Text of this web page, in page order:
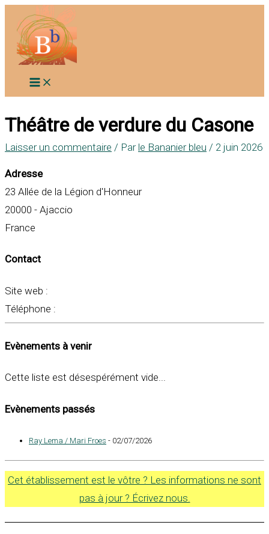
contenu
Théâtre de verdure du Casone
Laisser un commentaire / Par le Bananier bleu / 2 juin 2026
Adresse
23 Allée de la Légion d'Honneur
20000 - Ajaccio
France
Contact
Site web :
Téléphone :
Evènements à venir
Cette liste est désespérément vide...
Evènements passés
Ray Lema / Mari Froes - 02/07/2026
Cet établissement est le vôtre ? Les informations ne sont
pas à jour ? Écrivez nous.